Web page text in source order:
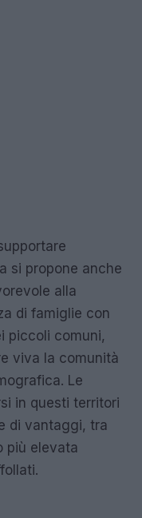
si propone anche
alla
di famiglie con
piccoli comuni,
viva la comunità
Le
in questi territori
di vantaggi, tra
più elevata